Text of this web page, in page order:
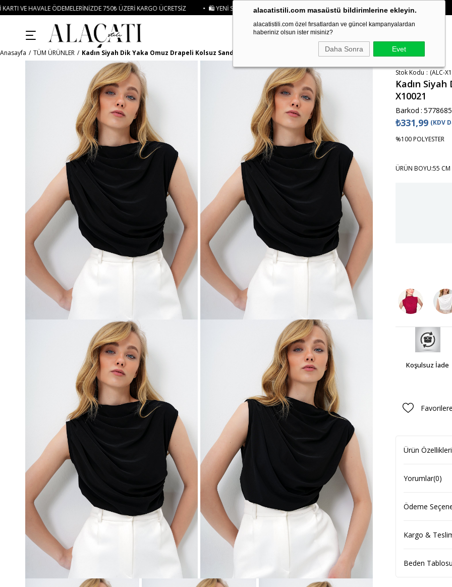
alacatistili.com masaüstü bildirimlerine ekleyin.
alacatistili.com özel fırsatlardan ve güncel kampanyalardan
haberiniz olsun ister misiniz?
Daha Sonra Evet
750₺ ÜZERI KARGO ÜCRETSIZ • 🛍️ YENI SEZON ÜRÜNLERINDE 2 ÜRÜN VE ÜZERI SIPARIŞLERDE SEPETTE %15 İNDIRIM • 🚚 KREDI KARTI VE HAVALE
Anasayfa TÜM ÜRÜNLER Kadın Siyah Dik Yaka Omuz Drapeli Kolsuz Sandy Bluz Alc-X10021
Stok Kodu (ALC-
Kadın
X10021
Barkod :
₺331,99 (KDV
%100 POLYESTER
ÜRÜN BOYU:55
Koşulsuz İade
Ürün Özellikleri
Yorumlar(0)
Ödeme
Kargo &
Beden Tablosu